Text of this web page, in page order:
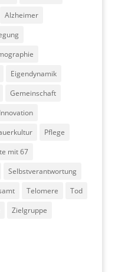
Alzheimer
Eigendynamik
Gemeinschaft
Innovation
Pflege
mit 67
Selbstverantwortung
Telomere
Tod
Zielgruppe